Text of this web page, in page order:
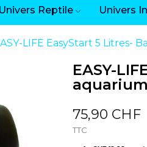
Univers Reptile Univers
LIFE EasyStart 5 Litres-
EASY-
aquarium
75,90 CHF
TTC